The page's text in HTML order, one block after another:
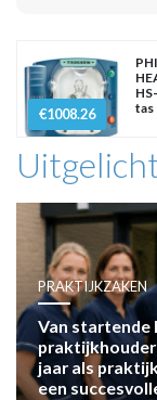
€1008.26
tas
PRAKTIJKZAKEN
Van startende
praktijkhouder
jaar als
een